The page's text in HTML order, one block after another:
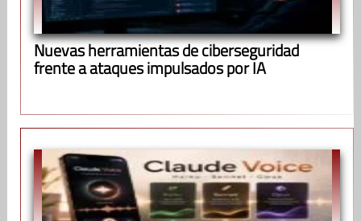
Nuevas herramientas de ciberseguridad
frente a ataques impulsados por IA